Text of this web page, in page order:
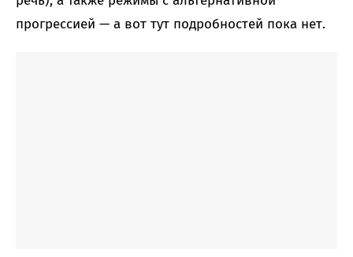
прогрессией — а вот тут подробностей пока нет.